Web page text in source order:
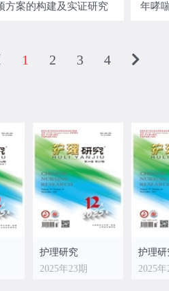
方案的构建及实证研究
年哮
1 2 3 4
护理研究
2025年23期
护理研
2025年